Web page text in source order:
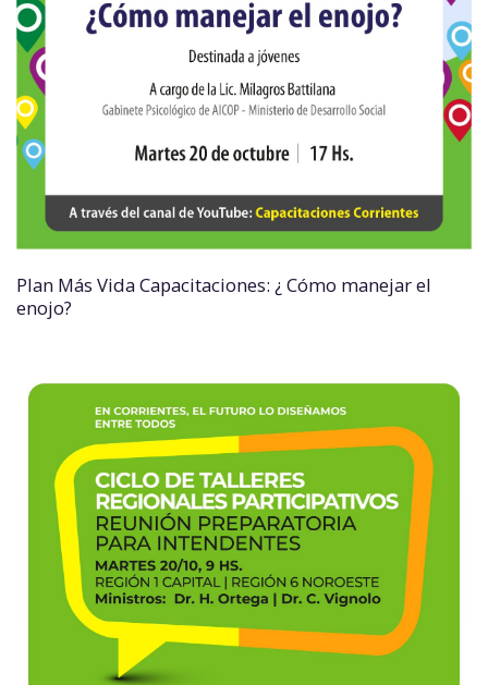
Plan Más Vida Capacitaciones: ¿ Cómo manejar el
enojo?